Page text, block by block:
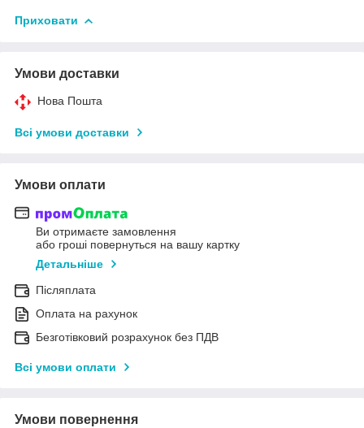
Приховати
Умови доставки
Нова Пошта
Всі умови доставки
Умови оплати
Ви отримаєте замовлення
або гроші повернуться на вашу картку
Детальніше
Післяплата
Оплата на рахунок
Безготівковий розрахунок без ПДВ
Всі умови оплати
Умови повернення